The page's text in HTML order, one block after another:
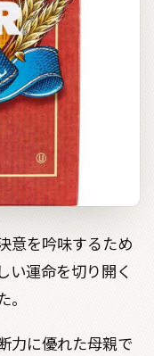
意を吟味するため
い運命を切り開く
力に優れた母親で